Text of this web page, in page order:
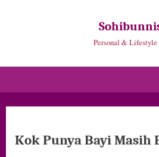
Personal &
Kok Punya Bayi Masih